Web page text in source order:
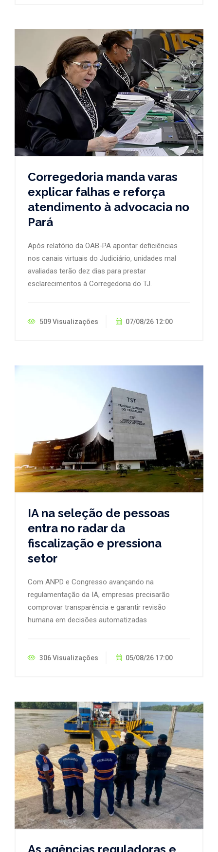
Corregedoria manda varas
explicar falhas e reforça
atendimento à advocacia no
Pará
Após relatório da OAB-PA apontar deficiências
nos canais virtuais do Judiciário, unidades mal
avaliadas terão dez dias para prestar
esclarecimentos à Corregedoria do TJ.
509 Visualizações 07/08/26 12:00
IA na seleção de pessoas
entra no radar da
fiscalização e pressiona
setor
Com ANPD e Congresso avançando na
regulamentação da IA, empresas precisarão
comprovar transparência e garantir revisão
humana em decisões automatizadas
306 Visualizações 05/08/26 17:00